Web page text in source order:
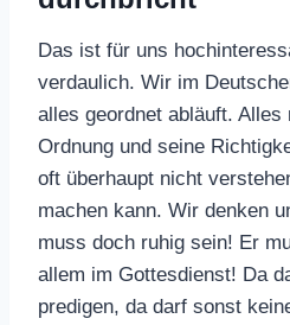
Das ist für uns
verdaulich. Wir im
alles geordnet abläuft.
Ordnung und seine
oft überhaupt nicht
machen kann. Wir denken
muss doch ruhig sein! Er
allem im Gottesdienst! Da
predigen, da darf sonst